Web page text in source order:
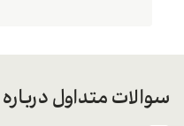
سوالات متداول